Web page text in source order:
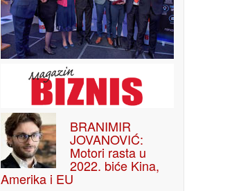
BRANIMIR
JOVANOVIĆ:
Motori rasta u
2022. biće Kina,
Amerika i EU